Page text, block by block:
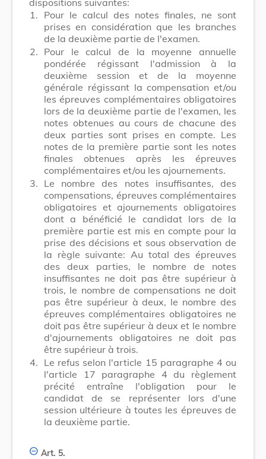
1. Pour le calcul des notes finales, ne sont
prises en considération que les branches
de la deuxième partie de l'examen.
2. Pour le calcul de la moyenne annuelle
pondérée régissant l'admission à la
deuxième session et de la moyenne
générale régissant la compensation et/ou
les épreuves complémentaires obligatoires
lors de la deuxième partie de l'examen, les
notes obtenues au cours de chacune des
deux parties sont prises en compte. Les
notes de la première partie sont les notes
finales obtenues après les épreuves
complémentaires et/ou les ajournements.
3. Le nombre des notes insuffisantes, des
compensations, épreuves complémentaires
obligatoires et ajournements obligatoires
dont a bénéficié le candidat lors de la
première partie est mis en compte pour la
prise des décisions et sous observation de
la règle suivante: Au total des épreuves
des deux parties, le nombre de notes
insuffisantes ne doit pas être supérieur à
trois, le nombre de compensations ne doit
pas être supérieur à deux, le nombre des
épreuves complémentaires obligatoires ne
doit pas être supérieur à deux et le nombre
d'ajournements obligatoires ne doit pas
être supérieur à trois.
4. Le refus selon l'article 15 paragraphe 4 ou
l'article 17 paragraphe 4 du règlement
précité entraîne l'obligation pour le
candidat de se représenter lors d'une
session ultérieure à toutes les épreuves de
la deuxième partie.
Art. 5.